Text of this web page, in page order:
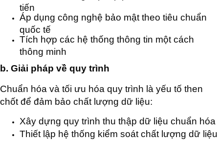
tiến
Áp dụng công nghệ bảo mật theo tiêu chuẩn
quốc tế
Tích hợp các hệ thống thông tin một cách
thông minh
b. Giải pháp về quy trình
Chuẩn hóa và tối ưu hóa quy trình là yếu tố then
chốt để đảm bảo chất lượng dữ liệu:
Xây dựng quy trình thu thập dữ liệu chuẩn hóa
Thiết lập hệ thống kiểm soát chất lượng dữ liệu